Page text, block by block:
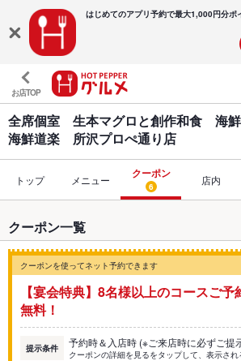
はじめてのアプリ予約で最大1,000円分ポ
お店TOP
全席個室 生本マグロと創作和食 海
海鮮道楽 所沢プロぺ通り店
トップ メニュー クーポン
6 店内
クーポン一覧
クーポンを使ってネット予約できます
【宴会特典】8名様以上のコースご
無料！
提示条件 予約時＆入店時 (※ご来店時に必ずご提
クーポンの詳細を見るをタップして、表示され